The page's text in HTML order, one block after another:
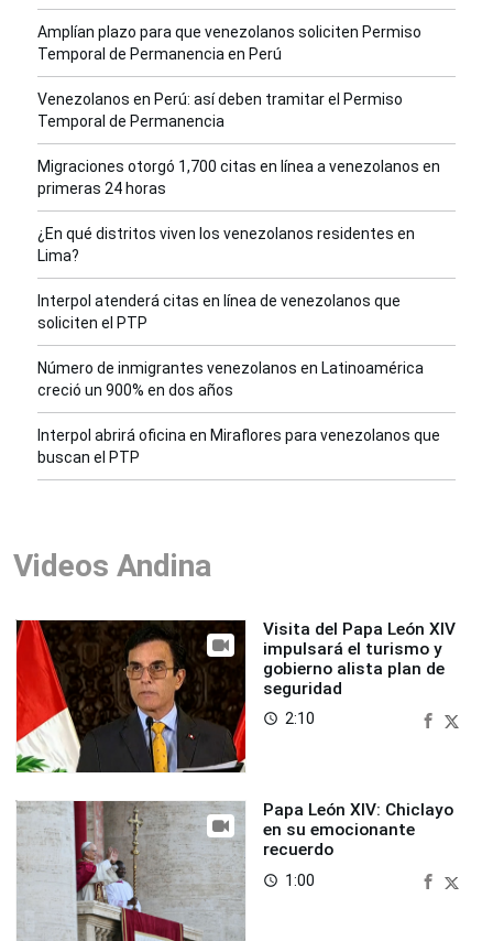
Amplían plazo para que venezolanos soliciten Permiso
Temporal de Permanencia en Perú
Venezolanos en Perú: así deben tramitar el Permiso
Temporal de Permanencia
Migraciones otorgó 1,700 citas en línea a venezolanos en
primeras 24 horas
¿En qué distritos viven los venezolanos residentes en
Lima?
Interpol atenderá citas en línea de venezolanos que
soliciten el PTP
Número de inmigrantes venezolanos en Latinoamérica
creció un 900% en dos años
Interpol abrirá oficina en Miraflores para venezolanos que
buscan el PTP
Videos Andina
Visita del Papa León XIV
impulsará el turismo y
gobierno alista plan de
seguridad
access_time 2:10
Papa León XIV: Chiclayo
en su emocionante
recuerdo
access_time 1:00